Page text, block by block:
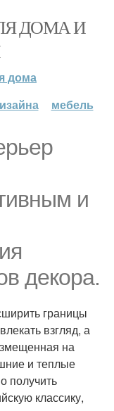
ДОМА И
дома
мебель
и
декора.
границы
взгляд, а
на
и теплые
получить
классику,